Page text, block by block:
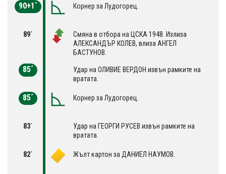
90+1´ Корнер за Лудогорец.
89´
Смяна в отбора на ЦСКА 1948. Излиза
АЛЕКСАНДЪР КОЛЕВ, влиза АНГЕЛ
БАСТУНОВ.
85´
Удар на OЛИВИЕ ВЕРДОН извън рамките на
вратата.
85´ Корнер за Лудогорец.
83´
Удар на ГЕОРГИ РУСЕВ извън рамките на
вратата.
82´ Жълт картон за ДАНИЕЛ НАУМОВ.